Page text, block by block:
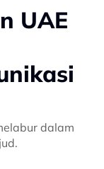
UAE
dalam